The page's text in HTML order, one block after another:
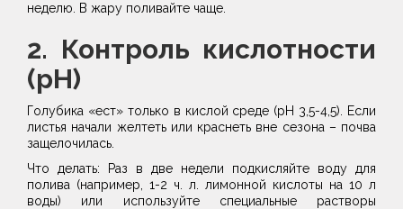
неделю. В жару поливайте чаще.
2. Контроль кислотности
(pH)
Голубика «ест» только в кислой среде (pH 3,5-4,5). Если
листья начали желтеть или краснеть вне сезона – почва
защелочилась.
Что делать: Раз в две недели подкисляйте воду для
полива (например, 1-2 ч. л. лимонной кислоты на 10 л
воды) или используйте специальные растворы